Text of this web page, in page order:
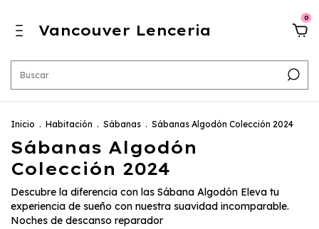
Vancouver Lenceria
0
Inicio . Habitación . Sábanas . Sábanas Algodón Colección 2024
Sábanas Algodón
Colección 2024
Descubre la diferencia con las Sábana Algodón Eleva tu
experiencia de sueño con nuestra suavidad incomparable.
Noches de descanso reparador